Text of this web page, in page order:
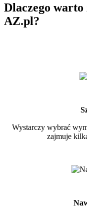
Dlaczego warto
AZ.pl?
Wystarczy wybrać
zajmuje